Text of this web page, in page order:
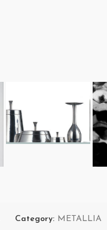
Category: METALLIA